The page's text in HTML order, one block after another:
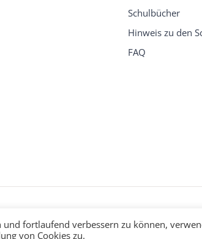
Schulbücher
Hinweis zu den
FAQ
fortlaufend verbessern zu können,
von Cookies zu.